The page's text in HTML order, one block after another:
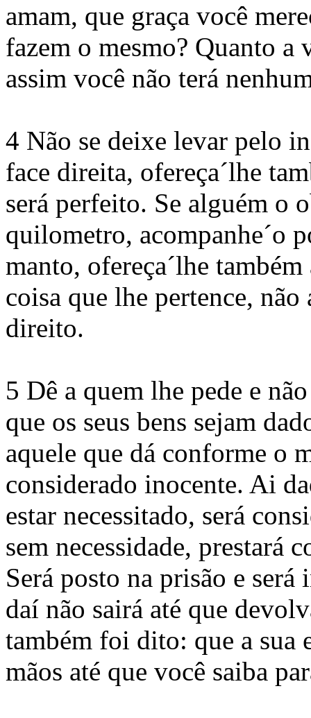
amam, que graça você
fazem o mesmo? Quanto a
assim você não terá
4 Não se deixe levar pelo
face direita, ofereça´lhe
será perfeito. Se alguém o
quilometro, acompanhe´o
manto, ofereça´lhe
coisa que lhe pertence,
direito.
5 Dê a quem lhe pede e
que os seus bens sejam
aquele que dá conforme o
considerado inocente. Ai
estar necessitado, será
sem necessidade, prestará
Será posto na prisão e
daí não sairá até que
também foi dito: que a sua
mãos até que você saiba